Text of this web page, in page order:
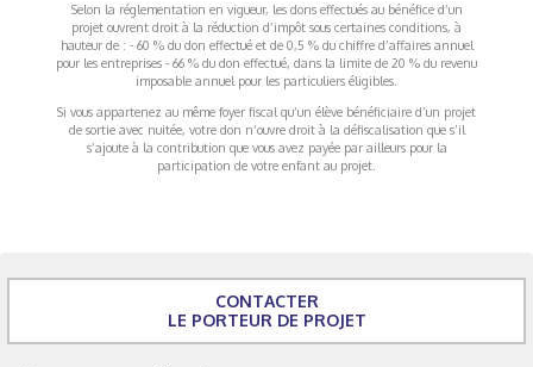
Selon la réglementation en vigueur, les dons effectués au bénéfice d’un
projet ouvrent droit à la réduction d’impôt sous certaines conditions, à
hauteur de : - 60 % du don effectué et de 0,5 % du chiffre d’affaires annuel
pour les entreprises - 66 % du don effectué, dans la limite de 20 % du revenu
imposable annuel pour les particuliers éligibles.
Si vous appartenez au même foyer fiscal qu’un élève bénéficiaire d’un projet
de sortie avec nuitée, votre don n’ouvre droit à la défiscalisation que s’il
s’ajoute à la contribution que vous avez payée par ailleurs pour la
participation de votre enfant au projet.
CONTACTER
LE PORTEUR DE PROJET